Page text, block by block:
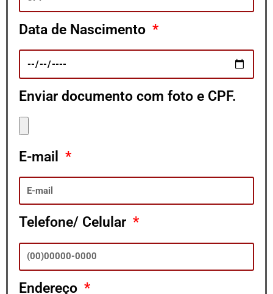
Data de Nascimento
Enviar documento com foto e CPF.
E-mail
Telefone/ Celular
Endereço